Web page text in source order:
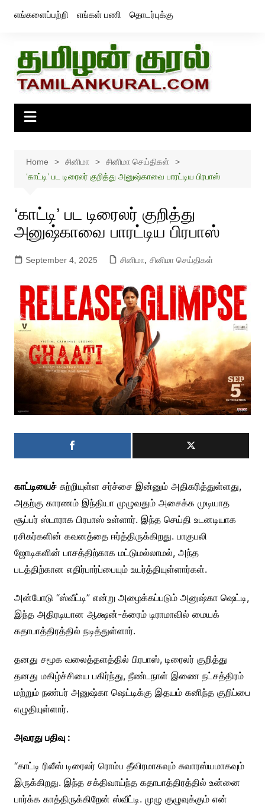
எங்களைப்பற்றி எங்கள் பணி தொடர்புக்கு
Home சினிமா
சினிமா செய்திகள்
‘காட்டி’ பட டிரைலர் குறித்து அனுஷ்காவை பாரட்டிய பிரபாஸ்
‘காட்டி’ பட டிரைலர் குறித்து
அனுஷ்காவை பாரட்டிய பிரபாஸ்
September 4, 2025 சினிமா, சினிமா செய்திகள்
காட்டியைச்சுற்றியுள்ள சர்ச்சை இன்னும் அதிகரித்துள்ளது,
அதற்கு காரணம் இந்தியா முழுவதும் அசைக்க முடியாத
சூப்பர் ஸ்டாராக பிரபாஸ் உள்ளார். இந்த செய்தி உடனடியாக
ரசிகர்களின் கவனத்தை ஈர்த்திருக்கிறது. பாகுபலி
ஜோடிகளின் பாசத்திற்காக மட்டுமல்லாமல், அந்த
படத்திற்கான எதிர்பார்ப்பையும் உயர்த்தியுள்ளார்கள்.
அன்போடு “ஸ்வீட்டி” என்று அழைக்கப்படும் அனுஷ்கா ஷெட்டி,
இந்த அதிரடியான ஆக்ஷன்-க்ரைம் டிராமாவில் மையக்
கதாபாத்திரத்தில் நடித்துள்ளார்.
தனது சமூக வலைத்தளத்தில் பிரபாஸ், டிரைலர் குறித்து
தனது மகிழ்ச்சியை பகிர்ந்து, நீண்டநாள் இணை நட்சத்திரம்
மற்றும் நண்பர் அனுஷ்கா ஷெட்டிக்கு இதயம் கனிந்த குறிப்பை
எழுதியுள்ளார்.
அவரது பதிவு :
“காட்டி ரிலீஸ் டிரைலர் ரொம்ப தீவிரமாகவும் சுவாரஸ்யமாகவும்
இருக்கிறது. இந்த சக்திவாய்ந்த கதாபாத்திரத்தில் உன்னை
பார்க்க காத்திருக்கிறேன் ஸ்வீட்டி. முழு குழுவுக்கும் என்